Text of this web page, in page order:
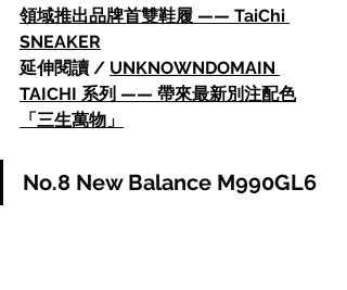
領域推出品牌首雙鞋履 —— TaiChi
SNEAKER
延伸閱讀 / UNKNOWNDOMAIN
TAICHI 系列 —— 帶來最新別注配色
「三生萬物」
No.8 New Balance M990GL6